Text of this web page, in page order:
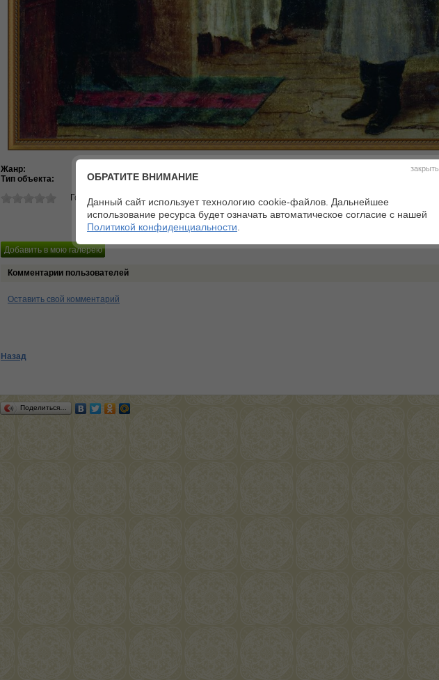
Жанр:
Тип объекта:
Картина
Голосов:0 Средний балл:0
Комментарии пользователей
Оставить свой комментарий
Назад
Поделиться…
закрыть
ОБРАТИТЕ ВНИМАНИЕ
Данный сайт использует технологию cookie-файлов. Дальнейшее
использование ресурса будет означать автоматическое согласие с нашей
Политикой конфиденциальности